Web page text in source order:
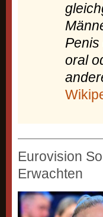
oral
Eurovision
Erwachten